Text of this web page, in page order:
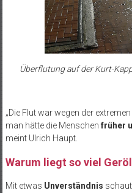
Überflutung auf der Kurt-
„Die Flut war wegen der
man hätte die Menschen früher
meint Ulrich Haupt.
Warum liegt so viel
Mit etwas Unverständnis